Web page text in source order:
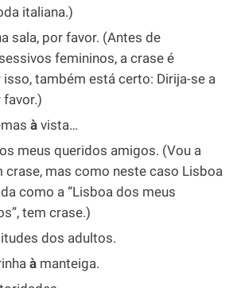
italiana.)
sala, por favor. (Antes de
femininos, a crase é
também está certo: Dirija-se a
favor.)
à vista…
meus queridos amigos. (Vou a
crase, mas como neste caso Lisboa
como a “Lisboa dos meus
tem crase.)
dos adultos.
à manteiga.